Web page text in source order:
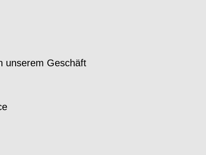
unserem Geschäft